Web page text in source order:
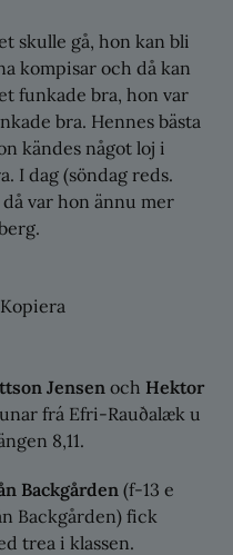
skulle gå, hon kan bli
kompisar och då kan
funkade bra, hon var
bra. Hennes bästa
kändes något loj i
I dag (söndag reds.
var hon ännu mer
Jensen och Hektor
frá Efri-Rauðalæk u
8,11.
Backgården (f-13 e
Backgården) fick
trea i klassen.